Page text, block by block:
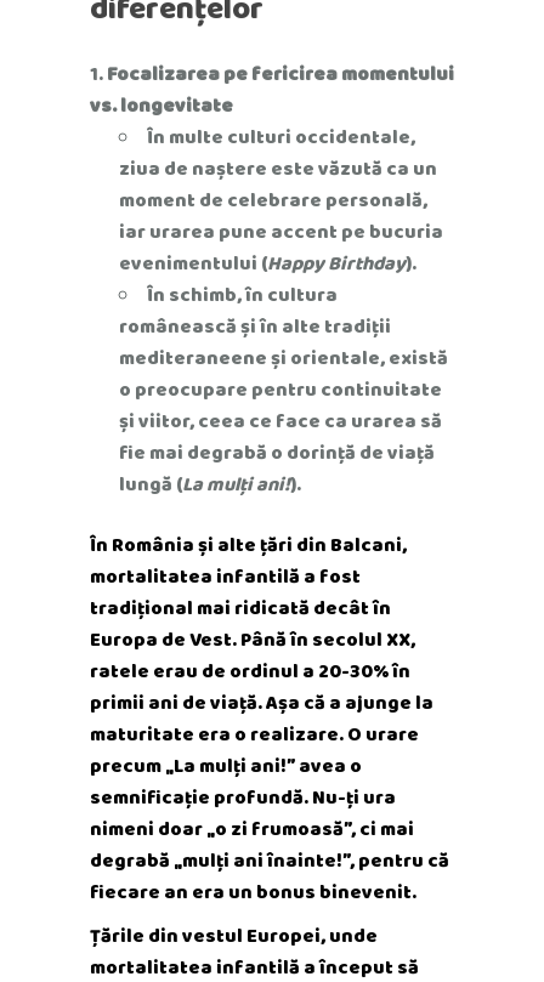
Focalizarea pe fericirea momentului
vs. longevitate
În multe culturi occidentale,
ziua de naștere este văzută ca un
moment de celebrare personală,
iar urarea pune accent pe bucuria
evenimentului (Happy Birthday).
În schimb, în cultura
românească și în alte tradiții
mediteraneene și orientale, există
o preocupare pentru continuitate
și viitor, ceea ce face ca urarea să
fie mai degrabă o dorință de viață
lungă (La mulți ani!).
În România și alte țări din Balcani,
mortalitatea infantilă a fost
tradițional mai ridicată decât în
Europa de Vest. Până în secolul XX,
ratele erau de ordinul a 20-30% în
primii ani de viață. Așa că a ajunge la
maturitate era o realizare. O urare
precum „La mulți ani!” avea o
semnificație profundă. Nu-ți ura
nimeni doar „o zi frumoasă”, ci mai
degrabă „mulți ani înainte!”, pentru că
fiecare an era un bonus binevenit.
Țările din vestul Europei, unde
mortalitatea infantilă a început să